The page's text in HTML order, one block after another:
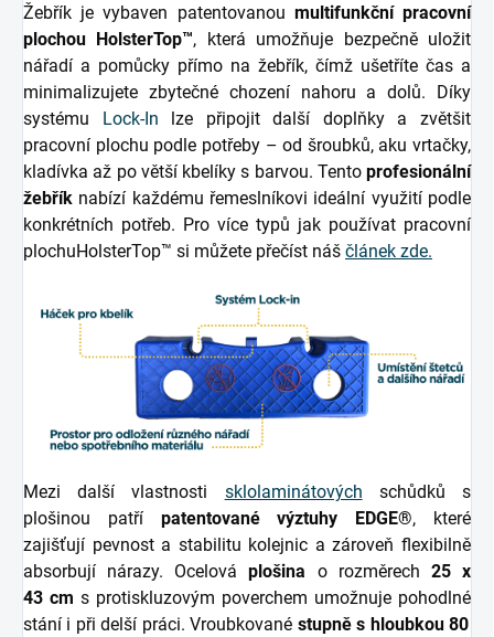
Žebřík je vybaven patentovanou multifunkční pracovní
plochou HolsterTop™, která umožňuje bezpečně uložit
nářadí a pomůcky přímo na žebřík, čímž ušetříte čas a
minimalizujete zbytečné chození nahoru a dolů. Díky
systému Lock-In lze připojit další doplňky a zvětšit
pracovní plochu podle potřeby – od šroubků, aku vrtačky,
kladívka až po větší kbelíky s barvou. Tento profesionální
žebřík nabízí každému řemeslníkovi ideální využití podle
konkrétních potřeb. Pro více typů jak používat pracovní
plochuHolsterTop™ si můžete přečíst náš článek zde.
Mezi další vlastnosti sklolaminátových schůdků s
plošinou patří patentované výztuhy EDGE®, které
zajišťují pevnost a stabilitu kolejnic a zároveň flexibilně
absorbují nárazy. Ocelováplošina o rozměrech 25 x
43 cm s protiskluzovým poverchem umožnuje pohodlné
stání i při delší práci. Vroubkované stupně s hloubkou 80